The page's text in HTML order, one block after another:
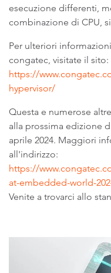
esecuzione differenti,
combinazione di CPU,
Per ulteriori
congatec, visitate il sito:
https://
hypervisor/
Questa e numerose
alla prossima edizione
aprile 2024. Maggiori
all'indirizzo:
https://
at-embedded-world-
Venite a trovarci allo